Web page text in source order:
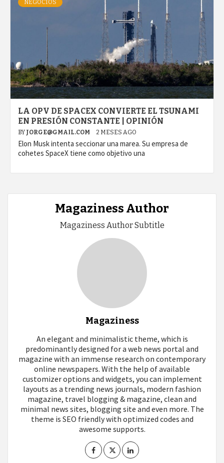
NEGOCIOS
LA OPV DE SPACEX CONVIERTE EL TSUNAMI
EN PRESIÓN CONSTANTE | OPINIÓN
BY JORGE@GMAIL.COM 2 MESES AGO
Elon Musk intenta seccionar una marea. Su empresa de
cohetes SpaceX tiene como objetivo una
Magaziness Author
Magaziness Author Subtitle
Magaziness
An elegant and minimalistic theme, which is
predominantly designed for a web news portal and
magazine with an immense research on contemporary
online newspapers. With the help of available
customizer options and widgets, you can implement
layouts as a trending news journals, modern fashion
magazine, travel blogging & magazine, clean and
minimal news sites, blogging site and even more. The
theme is SEO friendly with optimized codes and
awesome supports.